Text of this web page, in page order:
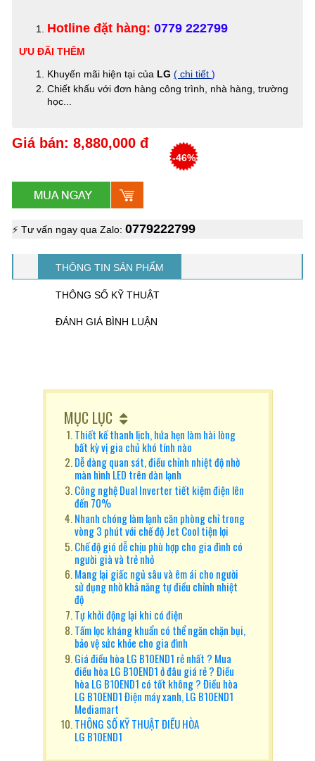
Hotline đặt hàng: 0779 222799
ƯU ĐÃI THÊM
Khuyến mãi hiện tại của LG ( chi tiết )
Chiết khấu với đơn hàng công trình, nhà hàng, trường
học...
Giá bán: 8,880,000 đ
-46%
⚡ Tư vấn ngay qua Zalo: 0779222799
THÔNG TIN SẢN PHẨM
THÔNG SỐ KỸ THUẬT
ĐÁNH GIÁ BÌNH LUẬN
MỤC LỤC
Thiết kế thanh lịch, hứa hẹn làm hài lòng
bất kỳ vị gia chủ khó tính nào
Dễ dàng quan sát, điều chỉnh nhiệt độ nhờ
màn hình LED trên dàn lạnh
Công nghệ Dual Inverter tiết kiệm điện lên
đến 70%
Nhanh chóng làm lạnh căn phòng chỉ trong
vòng 3 phút với chế độ Jet Cool tiện lợi
Chế độ gió dễ chịu phù hợp cho gia đình có
người già và trẻ nhỏ
Mang lại giấc ngủ sâu và êm ái cho người
sử dụng nhờ khả năng tự điều chỉnh nhiệt
độ
Tự khởi động lại khi có điện
Tấm lọc kháng khuẩn có thể ngăn chặn bụi,
bảo vệ sức khỏe cho gia đình
Giá điều hòa LG B10END1 rẻ nhất ? Mua
điều hòa LG B10END1 ở đâu giá rẻ ? Điều
hòa LG B10END1 có tốt không ? Điều hòa
LG B10END1 Điện máy xanh, LG B10END1
Mediamart
THÔNG SỐ KỸ THUẬT ĐIỀU HÒA
LG B10END1